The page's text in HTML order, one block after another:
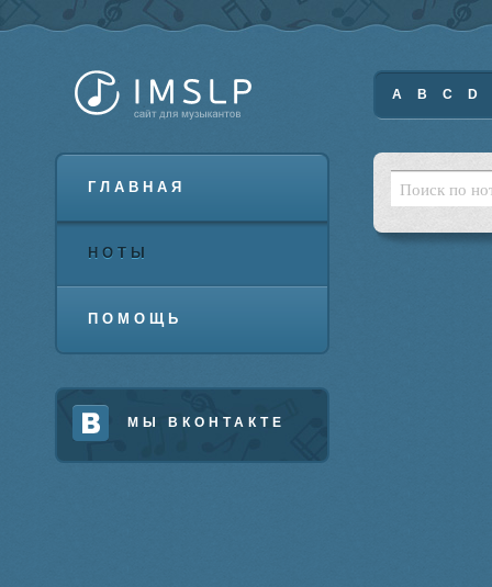
ГЛАВНАЯ
НОТЫ
ПОМОЩЬ
МЫ ВКОНТАКТЕ
A B C D